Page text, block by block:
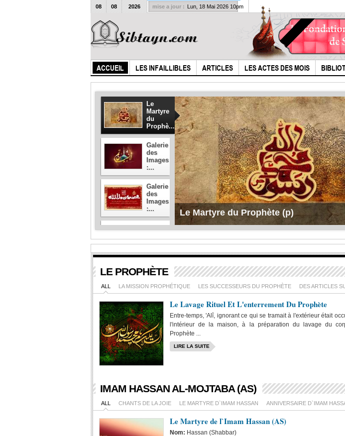
ACCUEIL LES INFAILLIBLES ARTICLES LES ACTES DES MOIS
08 08 2026 mise a jour : Lun, 18 Mai 2026 10pm
Le Martyre du Prophète (p)
Le
Martyre
du
Prophè...
Galerie
des
Images
:...
Galerie
des
Images
:...
de
La
visite
pieuse
de...
Galerie
des
Images
:...
LE PROPHÈTE
ALL LA MISSION PROPHÉTIQUE LES SUCCESSEURS DU PROPHÈTE DES ARTICLES
Le Lavage Rituel Et L'enterrement Du Prophète
Entre-temps, 'Alî, ignorant ce qui se tramait à l'extérieur était
l'intérieur de la maison, à la préparation du lavage du
Prophète ...
LIRE LA SUITE
IMAM HASSAN AL-MOJTABA (AS)
ALL CHANTS DE LA JOIE LE MARTYRE D`IMAM HASSAN ANNIVERSAIRE D`IMAM
Le Martyre de l`Imam Hassan (AS)
Nom: Hassan (Shabbar)